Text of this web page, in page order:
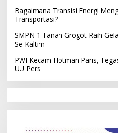
Bagaimana Transisi Energi
Transportasi?
SMPN 1 Tanah Grogot Raih
Se-Kaltim
PWI Kecam Hotman Paris,
UU Pers